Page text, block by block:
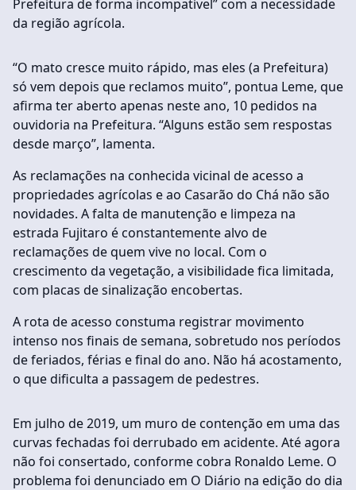
Prefeitura de forma incompatível” com a necessidade
da região agrícola.
“O mato cresce muito rápido, mas eles (a Prefeitura)
só vem depois que reclamos muito”, pontua Leme, que
afirma ter aberto apenas neste ano, 10 pedidos na
ouvidoria na Prefeitura. “Alguns estão sem respostas
desde março”, lamenta.
As reclamações na conhecida vicinal de acesso a
propriedades agrícolas e ao Casarão do Chá não são
novidades. A falta de manutenção e limpeza na
estrada Fujitaro é constantemente alvo de
reclamações de quem vive no local. Com o
crescimento da vegetação, a visibilidade fica limitada,
com placas de sinalização encobertas.
A rota de acesso constuma registrar movimento
intenso nos finais de semana, sobretudo nos períodos
de feriados, férias e final do ano. Não há acostamento,
o que dificulta a passagem de pedestres.
Em julho de 2019, um muro de contenção em uma das
curvas fechadas foi derrubado em acidente. Até agora
não foi consertado, conforme cobra Ronaldo Leme. O
problema foi denunciado em O Diário na edição do dia